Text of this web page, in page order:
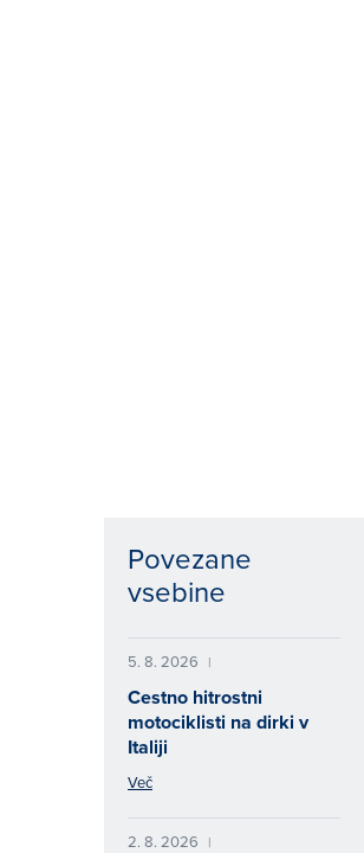
Povezane
vsebine
5. 8. 2026 |
Cestno hitrostni
motociklisti na dirki v
Italiji
Več
2. 8. 2026 |